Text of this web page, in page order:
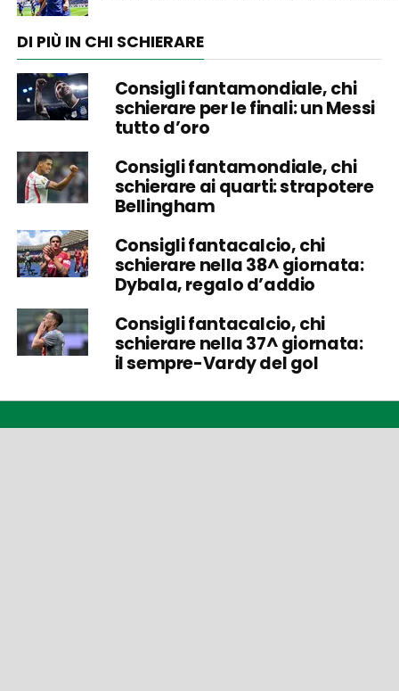
DI PIÙ IN CHI SCHIERARE
Consigli fantamondiale, chi
schierare per le finali: un Messi
tutto d’oro
Consigli fantamondiale, chi
schierare ai quarti: strapotere
Bellingham
Consigli fantacalcio, chi
schierare nella 38^ giornata:
Dybala, regalo d’addio
Consigli fantacalcio, chi
schierare nella 37^ giornata:
il sempre-Vardy del gol